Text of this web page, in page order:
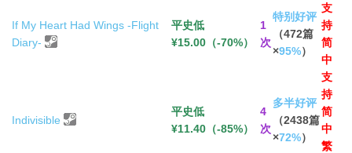
If My Heart Had Wings -Flight
Diary-
平史低
¥15.00（-70%）
1
次
特别好评
（472篇
×95%）
支
持
简
中
Indivisible
平史低
¥11.40（-85%）
4
次
多半好评
（2438篇
×72%）
支
持
简
中
繁